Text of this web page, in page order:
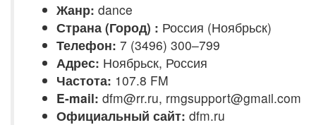
Жанр: dance
Страна (Город) : Россия (Ноябрьск)
Телефон: 7 (3496) 300–799
Адрес: Ноябрьск, Россия
Частота: 107.8 FM
E-mail: dfm@rr.ru, rmgsupport@gmail.com
Официальный сайт: dfm.ru